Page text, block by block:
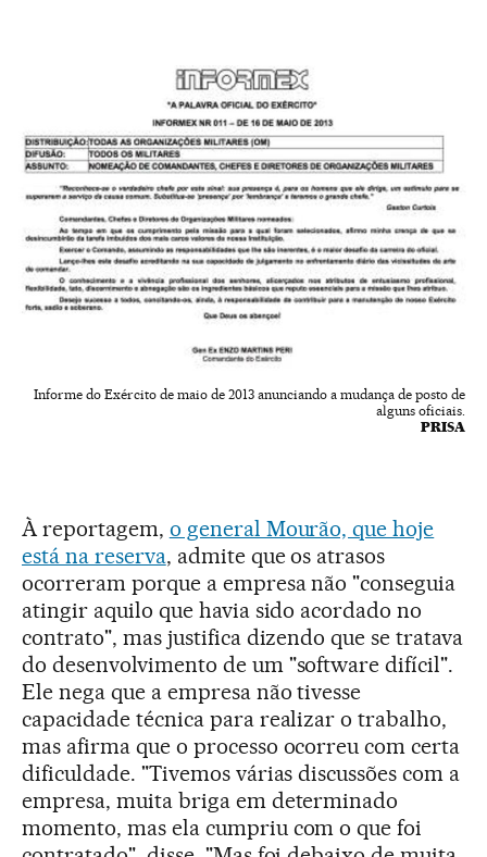
Informe do Exército de maio de 2013 anunciando a mudança de posto de
alguns oficiais.
PRISA
À reportagem, o general Mourão, que hoje
está na reserva, admite que os atrasos
ocorreram porque a empresa não "conseguia
atingir aquilo que havia sido acordado no
contrato", mas justifica dizendo que se tratava
do desenvolvimento de um "software difícil".
Ele nega que a empresa não tivesse
capacidade técnica para realizar o trabalho,
mas afirma que o processo ocorreu com certa
dificuldade. "Tivemos várias discussões com a
empresa, muita briga em determinado
momento, mas ela cumpriu com o que foi